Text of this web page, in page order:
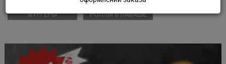
БУРГЕРЫ РОЛЛЫ В ЛАВАШЕ